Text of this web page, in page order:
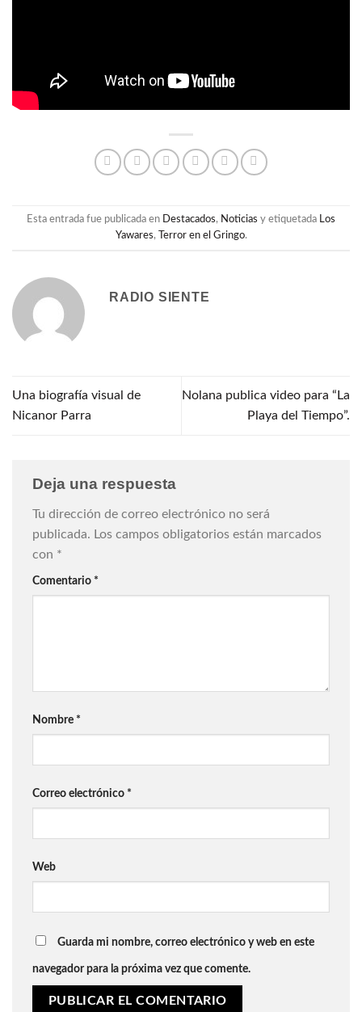
Esta entrada fue publicada en Destacados, Noticias y etiquetada Los
Yawares, Terror en el Gringo.
RADIO SIENTE
Una biografía visual de
Nicanor Parra
Nolana publica video para “La
Playa del Tiempo”.
Deja una respuesta
Tu dirección de correo electrónico no será
publicada. Los campos obligatorios están marcados
con *
Comentario *
Nombre *
Correo electrónico *
Web
Guarda mi nombre, correo electrónico y web en este
navegador para la próxima vez que comente.